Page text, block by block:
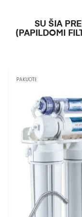
SU ŠIA
(PAPILDOMI
PAKUOTĖ